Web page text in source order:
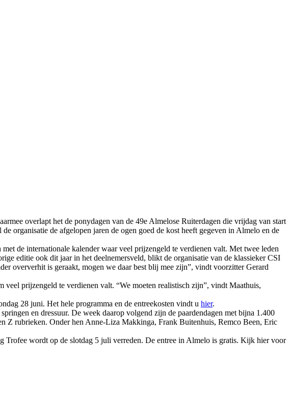
overlapt het de ponydagen van de 49e Almelose Ruiterdagen die vrijdag van start
organisatie de afgelopen jaren de ogen goed de kost heeft gegeven in Almelo en de
de internationale kalender waar veel prijzengeld te verdienen valt. Met twee leden
editie ook dit jaar in het deelnemersveld, blikt de organisatie van de klassieker CSI
oververhit is geraakt, mogen we daar best blij mee zijn”, vindt voorzitter Gerard
prijzengeld te verdienen valt. “We moeten realistisch zijn”, vindt Maathuis,
28 juni. Het hele programma en de entreekosten vindt u hier.
en dressuur. De week daarop volgend zijn de paardendagen met bijna 1.400
Z rubrieken. Onder hen Anne-Liza Makkinga, Frank Buitenhuis, Remco Been, Eric
wordt op de slotdag 5 juli verreden. De entree in Almelo is gratis. Kijk hier voor